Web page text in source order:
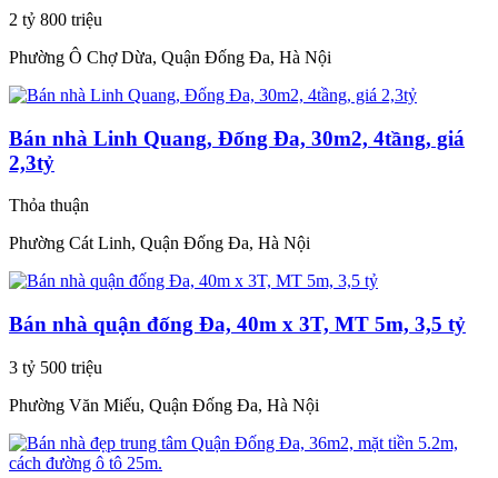
2 tỷ 800 triệu
Phường Ô Chợ Dừa, Quận Đống Đa, Hà Nội
Bán nhà Linh Quang, Đống Đa, 30m2, 4tầng, giá
2,3tỷ
Thỏa thuận
Phường Cát Linh, Quận Đống Đa, Hà Nội
Bán nhà quận đống Đa, 40m x 3T, MT 5m, 3,5 tỷ
3 tỷ 500 triệu
Phường Văn Miếu, Quận Đống Đa, Hà Nội